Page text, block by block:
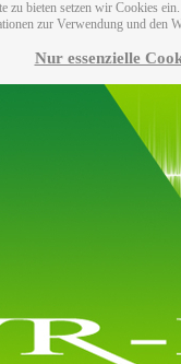
zu bieten setzen wir Cookies
zur Verwendung und den
Nur essenzielle